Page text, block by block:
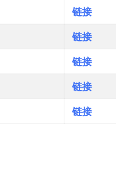
链接
链接
链接
链接
链接